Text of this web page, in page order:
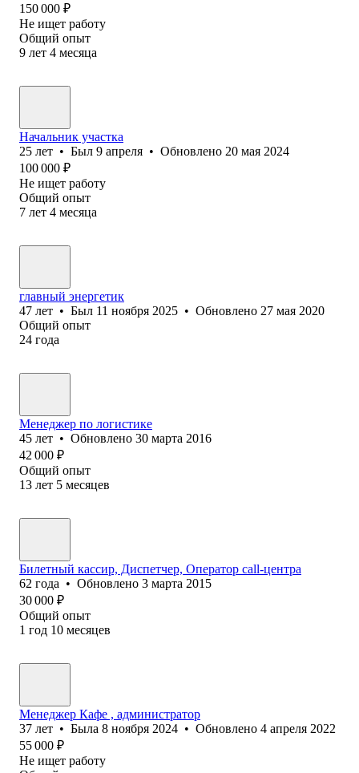
150 000 ₽
Не ищет работу
Общий опыт
9 лет 4 месяца
Начальник участка
25 лет • Был 9 апреля • Обновлено 20 мая 2024
100 000 ₽
Не ищет работу
Общий опыт
7 лет 4 месяца
главный энергетик
47 лет • Был 11 ноября 2025 • Обновлено 27 мая 2020
Общий опыт
24 года
Менеджер по логистике
45 лет • Обновлено 30 марта 2016
42 000 ₽
Общий опыт
13 лет 5 месяцев
Билетный кассир, Диспетчер, Оператор call-центра
62 года • Обновлено 3 марта 2015
30 000 ₽
Общий опыт
1 год 10 месяцев
Менеджер Кафе , администратор
37 лет • Была 8 ноября 2024 • Обновлено 4 апреля 2022
55 000 ₽
Не ищет работу